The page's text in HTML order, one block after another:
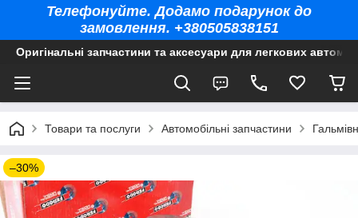
Телефонуйте. Додамо подарунок до
замовлення. +380505838151
Оригінальні запчастини та аксесуари для легкових
Товари та послуги Автомобільні запчастини
–30%